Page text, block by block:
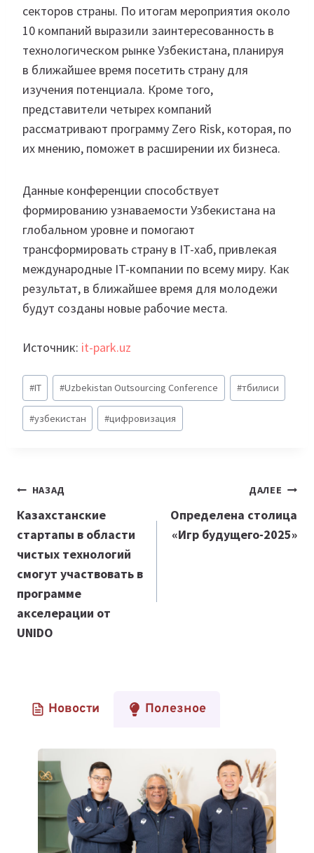
секторов страны. По итогам мероприятия около
10 компаний выразили заинтересованность в
технологическом рынке Узбекистана, планируя
в ближайшее время посетить страну для
изучения потенциала. Кроме того,
представители четырех компаний
рассматривают программу Zero Risk, которая, по
их мнению, поможет в расширении их бизнеса.
Данные конференции способствует
формированию узнаваемости Узбекистана на
глобальном уровне и помогают
трансформировать страну в IT-хаб, привлекая
международные IT-компании по всему миру. Как
результат, в ближайшее время для молодежи
будут созданы новые рабочие места.
Источник: it-park.uz
Метки
записи:
#IT #Uzbekistan Outsourcing Conference #тбилиси
#узбекистан #цифровизация
Навигация
по
записям
НАЗАД
Казахстанские
стартапы в области
чистых технологий
смогут участвовать в
программе
акселерации от
UNIDO
ДАЛЕЕ
Определена столица
«Игр будущего-2025»
Новости Полезное